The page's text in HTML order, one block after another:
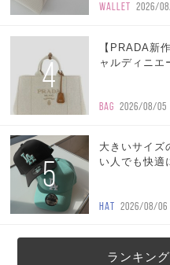
WALLET 2026/
4
【PRADA新
ャルディニエ
BAG 2026/08/05
5
大きいサイズ
い人でも快適
HAT 2026/08/06
ランキン